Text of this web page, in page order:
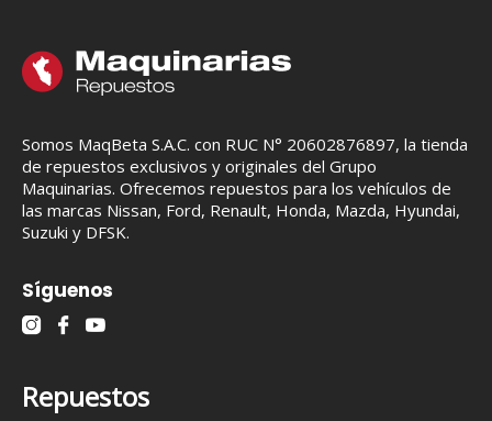
Somos MaqBeta S.A.C. con RUC N° 20602876897, la tienda
de repuestos exclusivos y originales del Grupo
Maquinarias. Ofrecemos repuestos para los vehículos de
las marcas Nissan, Ford, Renault, Honda, Mazda, Hyundai,
Suzuki y DFSK.
Síguenos
Repuestos